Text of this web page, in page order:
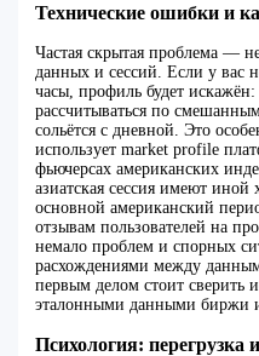
Технические ошибки и
Частая скрытая проблема —
данных и сессий. Если у вас
часы, профиль будет
рассчитываться по
сольётся с дневной. Это
использует market profile
фьючерсах американских
азиатская сессия имеют иной
основной американский
отзывам пользователей на
немало проблем и спорных
расхождениями между
первым делом стоит сверить
эталонными данными биржи
Психология: перегрузка